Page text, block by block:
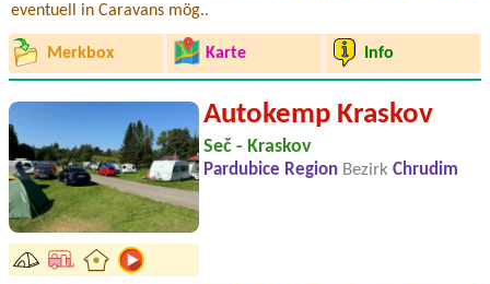
eventuell in Caravans mög..
Merkbox Karte Info
Autokemp Kraskov
Seč - Kraskov
Pardubice Region Bezirk Chrudim